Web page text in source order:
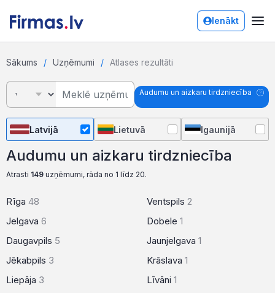
Ienākt
Sākums Uzņēmumi Atlases rezultāti
Audumu un aizkaru tirdzniecība
Latvijā Lietuvā Igaunijā
Audumu un aizkaru tirdzniecība
Atrasti 149 uzņēmumi, rāda no 1 līdz 20.
Rīga 48
Jelgava 6
Daugavpils 5
Jēkabpils 3
Liepāja 3
Ventspils 2
Dobele 1
Jaunjelgava 1
Krāslava 1
Līvāni 1